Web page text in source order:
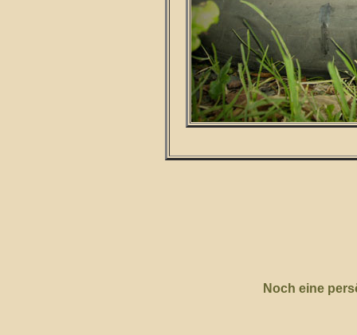
Noch eine